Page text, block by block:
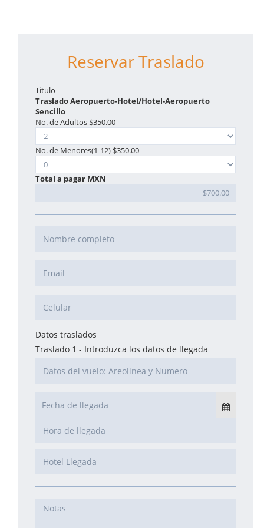
Reservar Traslado
Titulo
Traslado Aeropuerto-Hotel/Hotel-Aeropuerto
Sencillo
No. de Adultos $350.00
No. de Menores(1-12) $350.00
Total a pagar MXN
Datos traslados
Traslado 1 - Introduzca los datos de llegada